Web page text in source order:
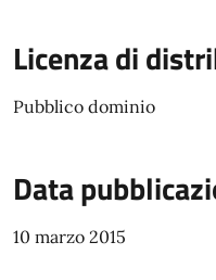
Licenza di
Pubblico dominio
Data
10 marzo 2015